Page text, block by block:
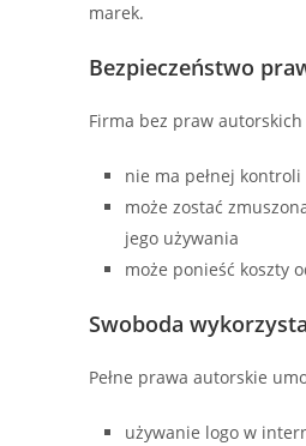
marek.
Bezpieczeństwo
Firma bez praw autorskich
nie ma pełnej
może zostać
jego używania
może ponieść koszty
Swoboda
Pełne prawa autorskie
używanie logo w